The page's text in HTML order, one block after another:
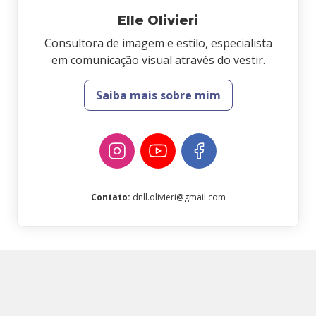
Elle Olivieri
Consultora de imagem e estilo, especialista
em comunicação visual através do vestir.
Saiba mais sobre mim
Contato: dnll.olivieri@gmail.com